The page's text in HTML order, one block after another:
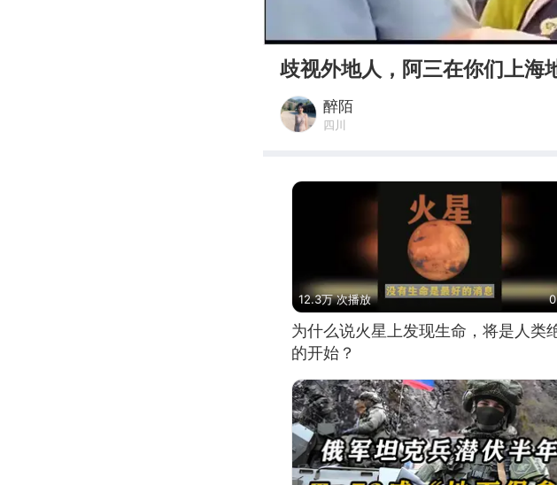
歧视外地人，阿三在你们上海
醉陌
四川
12.3万 次播放
为什么说火星上发现生命，将是人类
的开始？